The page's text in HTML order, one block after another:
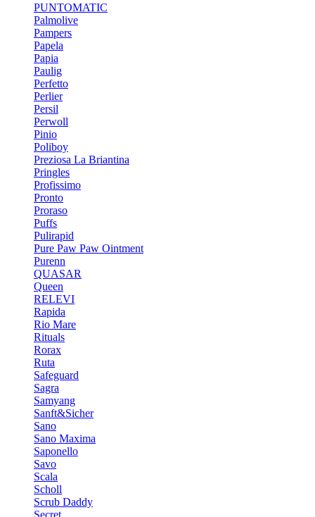
PUNTOMATIC
Palmolive
Pampers
Papela
Papia
Paulig
Perfetto
Perlier
Persil
Perwoll
Pinio
Poliboy
Preziosa La Briantina
Pringles
Profissimo
Pronto
Proraso
Puffs
Pulirapid
Pure Paw Paw Ointment
Purenn
QUASAR
Queen
RELEVI
Rapida
Rio Mare
Rituals
Rorax
Ruta
Safeguard
Sagra
Samyang
Sanft&Sicher
Sano
Sano Maxima
Saponello
Savo
Scala
Scholl
Scrub Daddy
Secret